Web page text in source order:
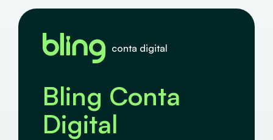
conta digital
Bling Conta
Digital